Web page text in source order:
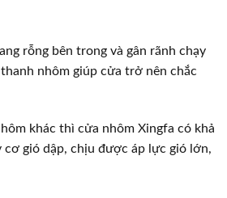
rỗng bên trong và gân rãnh chạy
nhôm giúp cửa trở nên chắc
khác thì cửa nhôm Xingfa có khả
cơ gió dập, chịu được áp lực gió lớn,